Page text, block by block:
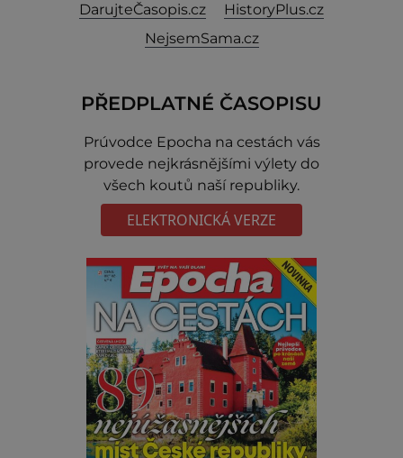
DarujteČasopis.cz
HistoryPlus.cz
NejsemSama.cz
PŘEDPLATNÉ ČASOPISU
Prúvodce Epocha na cestách vás
provede nejkrásnějšími výlety do
všech koutů naší republiky.
ELEKTRONICKÁ VERZE